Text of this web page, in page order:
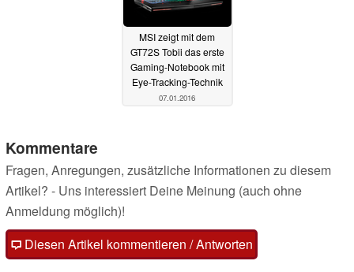
MSI zeigt mit dem
GT72S Tobii das erste
Gaming-Notebook mit
Eye-Tracking-Technik
07.01.2016
Kommentare
Fragen, Anregungen, zusätzliche Informationen zu diesem
Artikel? - Uns interessiert Deine Meinung (auch ohne
Anmeldung möglich)!
Diesen Artikel kommentieren / Antworten